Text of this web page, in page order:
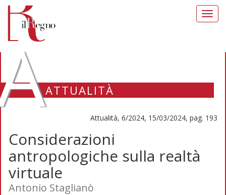
ATTUALITÀ
Attualità, 6/2024, 15/03/2024, pag. 193
Considerazioni
antropologiche sulla realtà
virtuale
Antonio Staglianò